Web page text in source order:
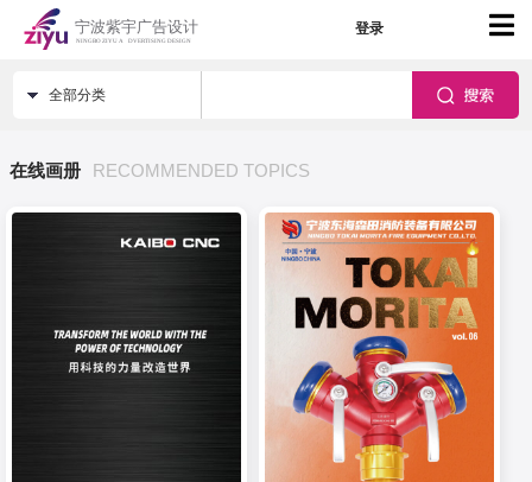
登录
全部分类
在线画册 RECOMMENDED TOPICS